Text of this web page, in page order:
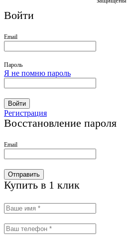
Войти
Email
Пароль
Я не помню пароль
Войти
Регистрация
Восстановление пароля
Email
Отправить
Купить в 1 клик